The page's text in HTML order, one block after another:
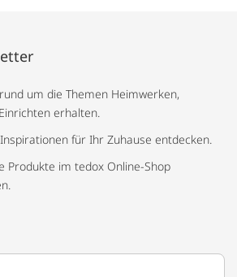
um die Themen Heimwerken,
erhalten.
für Ihr Zuhause entdecken.
Produkte im tedox Online-Shop